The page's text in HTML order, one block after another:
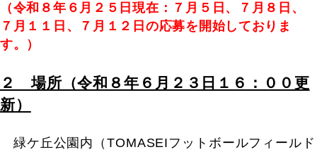
（令和８年６月２５日現在：７月５日、７月８日、
７月１１日、７月１２日の応募を開始しておりま
す。）
２ 場所（令和８年６月２３日１６：００更
新）
緑ケ丘公園内（TOMASEIフットボールフィールド